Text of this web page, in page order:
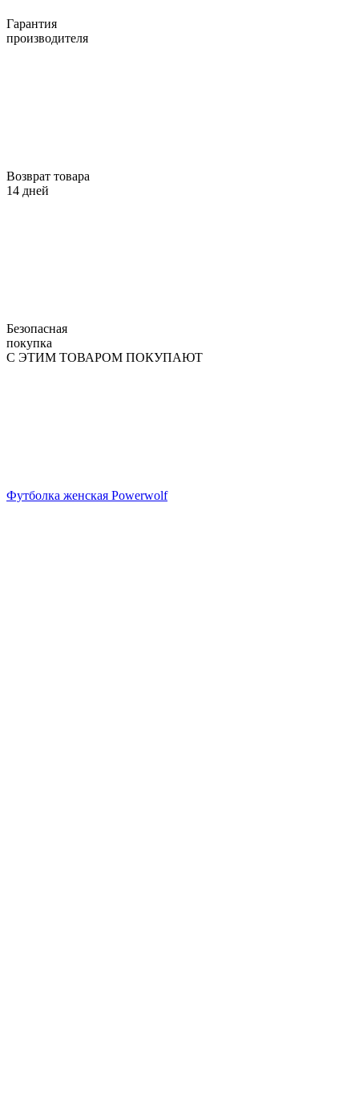
Гарантия
производителя
Возврат товара
14 дней
Безопасная
покупка
С ЭТИМ ТОВАРОМ ПОКУПАЮТ
Футболка женская Powerwolf